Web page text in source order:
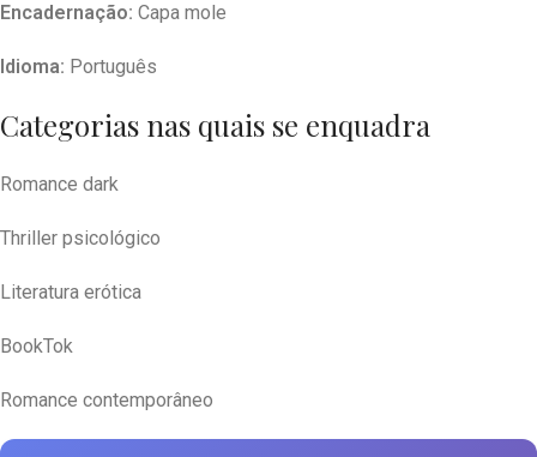
Encadernação: Capa mole
Idioma: Português
Categorias nas quais se enquadra
Romance dark
Thriller psicológico
Literatura erótica
BookTok
Romance contemporâneo